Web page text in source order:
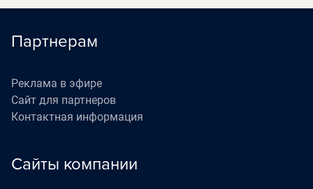
Партнерам
Реклама в эфире
Сайт для партнеров
Контактная информация
Сайты компании